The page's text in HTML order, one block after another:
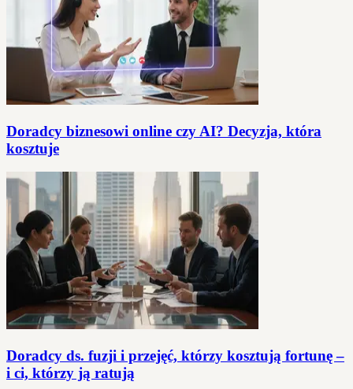
Doradcy biznesowi online czy AI? Decyzja, która
kosztuje
Doradcy ds. fuzji i przejęć, którzy kosztują fortunę –
i ci, którzy ją ratują